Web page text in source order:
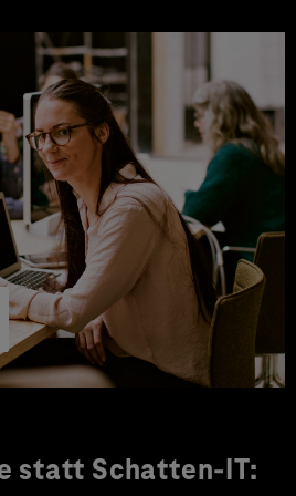
statt Schatten-IT: